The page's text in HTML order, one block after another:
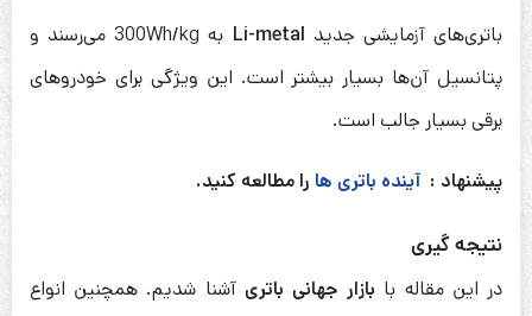
باتری‌های آزمایشی جدید Li-metal
به 300Wh/kg می‌رسند و
پتانسیل آن‌ها بسیار بیشتر است. این ویژگی برای خودروهای
برقی بسیار جالب است.
پیشنهاد : آینده باتری ها را مطالعه کنید.
نتیجه گیری
در این مقاله با بازار جهانی باتری آشنا شدیم. همچنین انواع